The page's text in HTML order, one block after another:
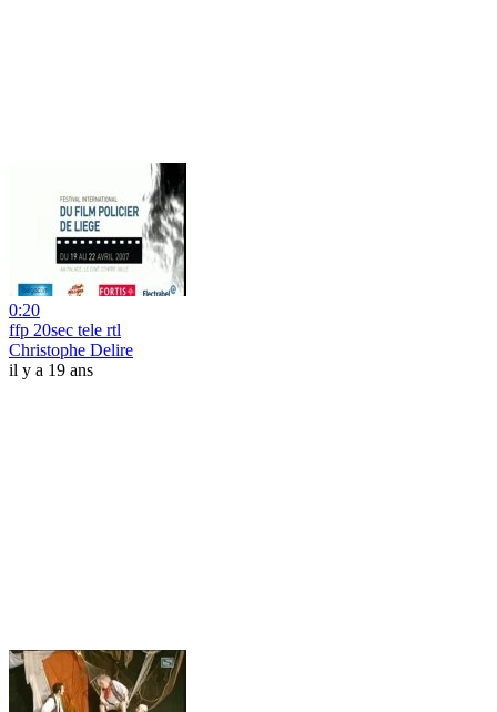
0:20
ffp 20sec tele rtl
Christophe Delire
il y a 19 ans